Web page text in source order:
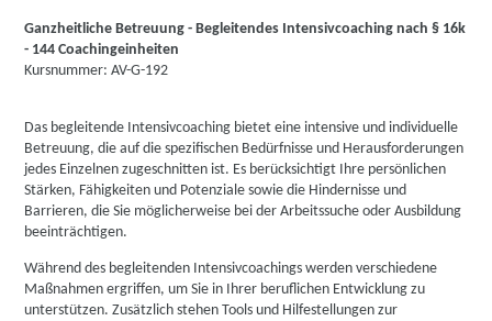
Ganzheitliche Betreuung - Begleitendes Intensivcoaching nach § 16k
- 144 Coachingeinheiten
Kursnummer: AV-G-192
Das begleitende Intensivcoaching bietet eine intensive und individuelle
Betreuung, die auf die spezifischen Bedürfnisse und Herausforderungen
jedes Einzelnen zugeschnitten ist. Es berücksichtigt Ihre persönlichen
Stärken, Fähigkeiten und Potenziale sowie die Hindernisse und
Barrieren, die Sie möglicherweise bei der Arbeitssuche oder Ausbildung
beeinträchtigen.
Während des begleitenden Intensivcoachings werden verschiedene
Maßnahmen ergriffen, um Sie in Ihrer beruflichen Entwicklung zu
unterstützen. Zusätzlich stehen Tools und Hilfestellungen zur